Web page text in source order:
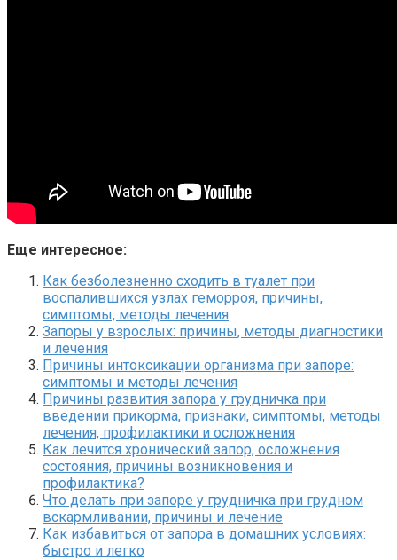
Еще интересное:
Как безболезненно сходить в туалет при
воспалившихся узлах геморроя, причины,
симптомы, методы лечения
Запоры у взрослых: причины, методы диагностики
и лечения
Причины интоксикации организма при запоре:
симптомы и методы лечения
Причины развития запора у грудничка при
введении прикорма, признаки, симптомы, методы
лечения, профилактики и осложнения
Как лечится хронический запор, осложнения
состояния, причины возникновения и
профилактика?
Что делать при запоре у грудничка при грудном
вскармливании, причины и лечение
Как избавиться от запора в домашних условиях:
быстро и легко